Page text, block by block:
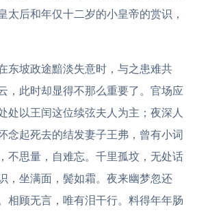
太后和年仅十二岁的小皇帝的赏识，
东坡政途黯淡失意时，与之患难共
，此时却显得不那么重要了。官场应
处以王闰这位续弦夫人为主；夜深人
念起死去的结发妻子王弗，曾有小词
不思量，自难忘。千里孤坟，无处话
，坐满面，鬓如霜。夜来幽梦忽还
相顾无言，唯有泪干行。料得年年肠